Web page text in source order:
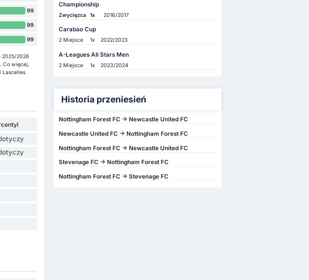
99
99
99
2025/2026
Co więcej,
Lascelles
Championship
Zwycięzca 1x 2016/2017
Carabao Cup
2 Miejsce 1x 2022/2023
A-Leagues All Stars Men
2 Miejsce 1x 2023/2024
Historia przeniesień
Nottingham Forest FC -> Newcastle United FC
Newcastle United FC -> Nottingham Forest FC
Nottingham Forest FC -> Newcastle United FC
Stevenage FC -> Nottingham Forest FC
Nottingham Forest FC -> Stevenage FC